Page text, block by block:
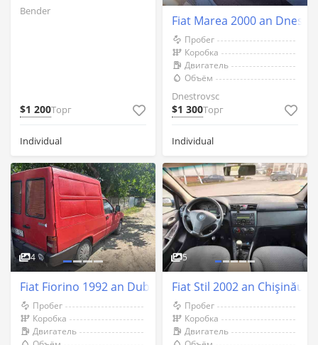
Bender
$1 200Торг
Individual
Fiat Marea 2000 an
Пробег
Коробка
Двигатель
Объём
Dnestrovsc
$1 300Торг
Individual
4
Fiat Fiorino 1992 an Dubăsari
Пробег
Коробка
Двигатель
5
Fiat Stil 2002 an Chişinău
Пробег
Коробка
Двигатель